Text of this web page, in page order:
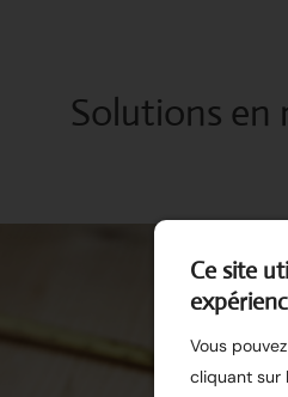
Solutions en
Ce site
Vous
cliquant sur